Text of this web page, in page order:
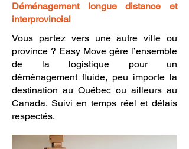
Déménagement longue distance et
interprovincial
Vous partez vers une autre ville ou
province ? Easy Move gère l’ensemble
de la logistique pour un
déménagement fluide, peu importe la
destination au Québec ou ailleurs au
Canada. Suivi en temps réel et délais
respectés.